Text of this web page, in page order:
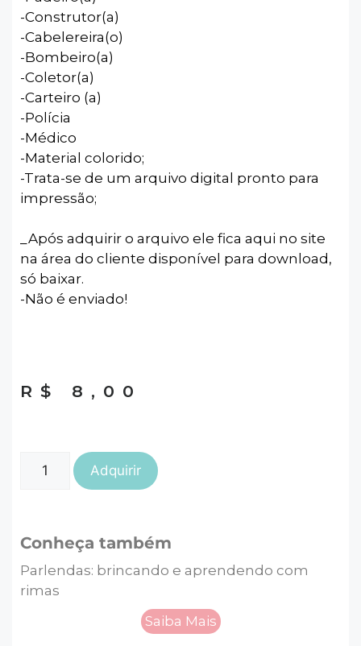
-Construtor(a)
-Cabelereira(o)
-Bombeiro(a)
-Coletor(a)
-Carteiro (a)
-Polícia
-Médico
-Material colorido;
-Trata-se de um arquivo digital pronto para
impressão;
_Após adquirir o arquivo ele fica aqui no site
na área do cliente disponível para download,
só baixar.
-Não é enviado!
R$ 8,00
Adquirir
Conheça também
Parlendas: brincando e aprendendo com
rimas
Saiba Mais